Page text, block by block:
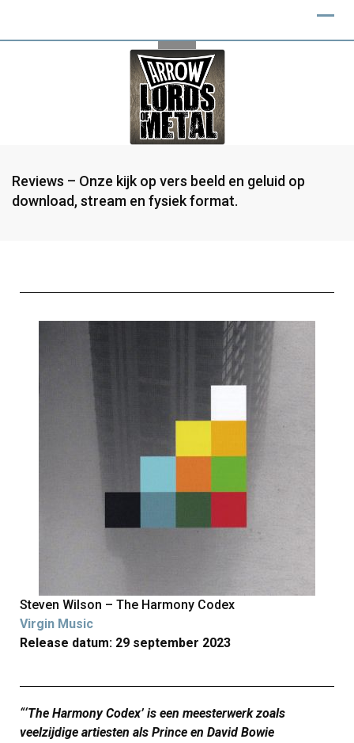
Reviews – Onze kijk op vers beeld en geluid op
download, stream en fysiek format.
Steven Wilson – The Harmony Codex
Virgin Music
Release datum: 29 september 2023
“‘The Harmony Codex’ is een meesterwerk zoals
veelzijdige artiesten als Prince en David Bowie